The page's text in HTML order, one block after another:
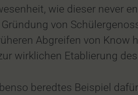
wie dieser never
von
Abgreifen von Know
wirklichen Etablierung
beredtes Beispiel